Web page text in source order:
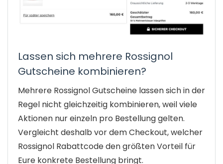
Lassen sich mehrere Rossignol
Gutscheine kombinieren?
Mehrere Rossignol Gutscheine lassen sich in der
Regel nicht gleichzeitig kombinieren, weil viele
Aktionen nur einzeln pro Bestellung gelten.
Vergleicht deshalb vor dem Checkout, welcher
Rossignol Rabattcode den größten Vorteil für
Eure konkrete Bestellung bringt.